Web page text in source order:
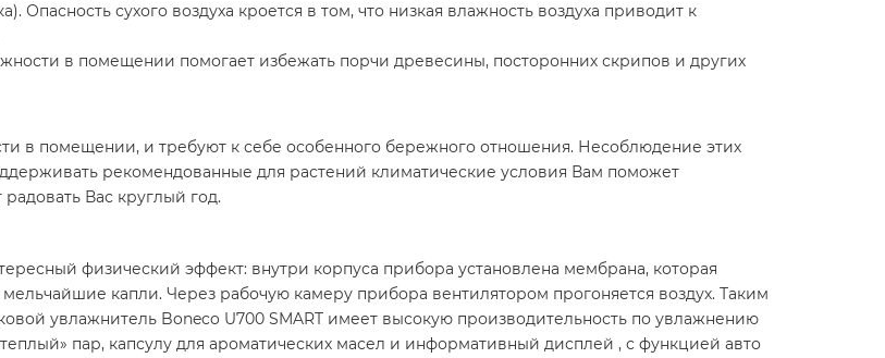
Опасность сухого воздуха кроется в том, что низкая влажность воздуха приводит к
в помещении помогает избежать порчи древесины, посторонних скрипов и других
в помещении, и требуют к себе особенного бережного отношения. Несоблюдение этих
рекомендованные для растений климатические условия Вам поможет
Вас круглый год.
физический эффект: внутри корпуса прибора установлена мембрана, которая
капли. Через рабочую камеру прибора вентилятором прогоняется воздух. Таким
увлажнитель Boneco U700 SMART имеет высокую производительность по увлажнению
пар, капсулу для ароматических масел и информативный дисплей , с функцией авто